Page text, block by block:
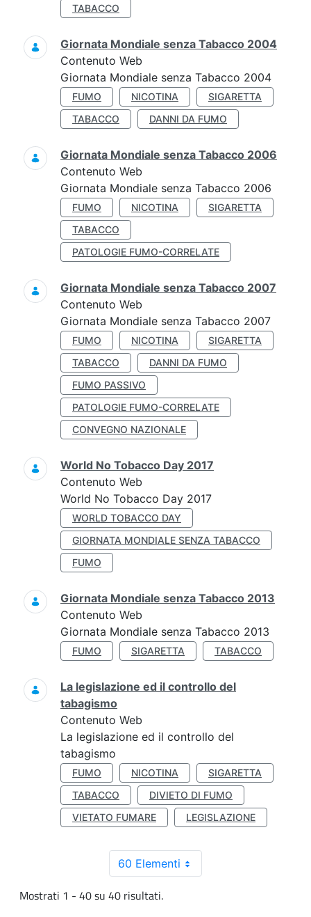
TABACCO
Giornata Mondiale senza Tabacco 2004
Contenuto Web
Giornata Mondiale senza Tabacco 2004
FUMO NICOTINA
SIGARETTA
TABACCO
DANNI DA FUMO
Giornata Mondiale senza Tabacco 2006
Contenuto Web
Giornata Mondiale senza Tabacco 2006
FUMO NICOTINA
SIGARETTA
TABACCO
PATOLOGIE FUMO-CORRELATE
Giornata Mondiale senza Tabacco 2007
Contenuto Web
Giornata Mondiale senza Tabacco 2007
FUMO NICOTINA
SIGARETTA
TABACCO
DANNI DA FUMO
FUMO PASSIVO
PATOLOGIE FUMO-CORRELATE
CONVEGNO NAZIONALE
World No Tobacco Day 2017
Contenuto Web
World No Tobacco Day 2017
WORLD TOBACCO DAY
GIORNATA MONDIALE SENZA TABACCO
FUMO
Giornata Mondiale senza Tabacco 2013
Contenuto Web
Giornata Mondiale senza Tabacco 2013
FUMO SIGARETTA TABACCO
La legislazione ed il controllo del
tabagismo
Contenuto Web
La legislazione ed il controllo del
tabagismo
FUMO NICOTINA
SIGARETTA
TABACCO
DIVIETO DI FUMO
VIETATO FUMARE
LEGISLAZIONE
60 Elementi
Mostrati 1 - 40 su 40 risultati.